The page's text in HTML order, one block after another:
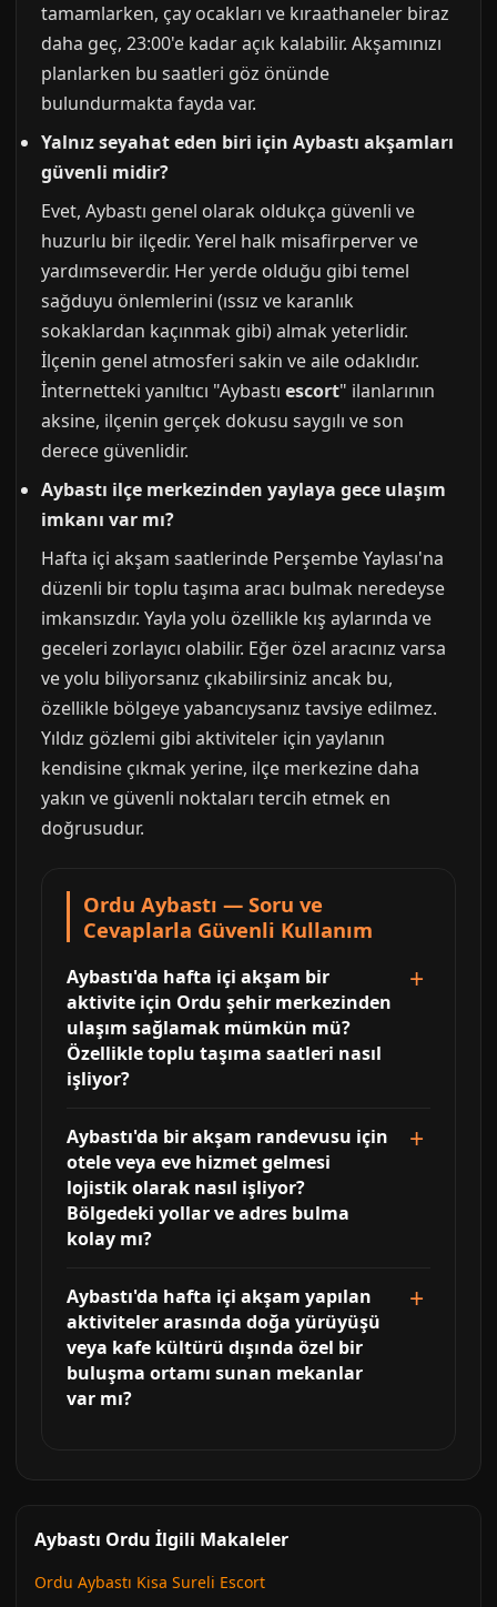
tamamlarken, çay ocakları ve kıraathaneler biraz
daha geç, 23:00'e kadar açık kalabilir. Akşamınızı
planlarken bu saatleri göz önünde
bulundurmakta fayda var.
Yalnız seyahat eden biri için Aybastı akşamları
güvenli midir?
Evet, Aybastı genel olarak oldukça güvenli ve
huzurlu bir ilçedir. Yerel halk misafirperver ve
yardımseverdir. Her yerde olduğu gibi temel
sağduyu önlemlerini (ıssız ve karanlık
sokaklardan kaçınmak gibi) almak yeterlidir.
İlçenin genel atmosferi sakin ve aile odaklıdır.
İnternetteki yanıltıcı "Aybastı escort" ilanlarının
aksine, ilçenin gerçek dokusu saygılı ve son
derece güvenlidir.
Aybastı ilçe merkezinden yaylaya gece ulaşım
imkanı var mı?
Hafta içi akşam saatlerinde Perşembe Yaylası'na
düzenli bir toplu taşıma aracı bulmak neredeyse
imkansızdır. Yayla yolu özellikle kış aylarında ve
geceleri zorlayıcı olabilir. Eğer özel aracınız varsa
ve yolu biliyorsanız çıkabilirsiniz ancak bu,
özellikle bölgeye yabancıysanız tavsiye edilmez.
Yıldız gözlemi gibi aktiviteler için yaylanın
kendisine çıkmak yerine, ilçe merkezine daha
yakın ve güvenli noktaları tercih etmek en
doğrusudur.
Ordu Aybastı — Soru ve
Cevaplarla Güvenli Kullanım
Aybastı'da hafta içi akşam bir
aktivite için Ordu şehir merkezinden
ulaşım sağlamak mümkün mü?
Özellikle toplu taşıma saatleri nasıl
işliyor?
Aybastı'da bir akşam randevusu için
otele veya eve hizmet gelmesi
lojistik olarak nasıl işliyor?
Bölgedeki yollar ve adres bulma
kolay mı?
Aybastı'da hafta içi akşam yapılan
aktiviteler arasında doğa yürüyüşü
veya kafe kültürü dışında özel bir
buluşma ortamı sunan mekanlar
var mı?
Aybastı Ordu İlgili Makaleler
Ordu Aybastı Kisa Sureli Escort